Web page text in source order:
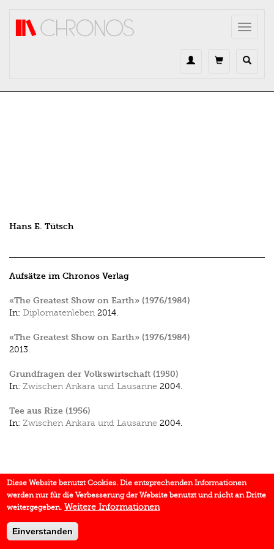
Toggle
Hans E. Tütsch
Aufsätze im Chronos Verlag
«The Greatest Show on Earth» (1976/1984)
In: Diplomatenleben 2014.
«The Greatest Show on Earth» (1976/1984)
2013.
Grundfragen der Volkswirtschaft (1950)
In: Zwischen Ankara und Lausanne 2004.
Tee aus Rize (1956)
In: Zwischen Ankara und Lausanne 2004.
Diese Website benutzt Cookies. Die entsprechenden Informationen
werden nur für die Verbesserung der Website benutzt und nicht an Dritte
weitergegeben. Weitere Informationen
Einverstanden